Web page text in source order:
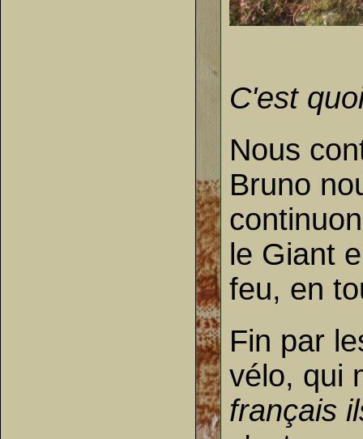
C'est
Nous
Bruno
le Giant
feu, en
Fin par
vélo, qui
français